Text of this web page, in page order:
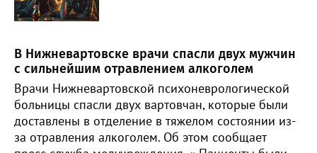
В Нижневартовске врачи спасли двух мужчин
с сильнейшим отравлением алкоголем
Врачи Нижневартовской психоневрологической
больницы спасли двух вартовчан, которые были
доставлены в отделение в тяжелом состоянии из-
за отравления алкоголем. Об этом сообщает